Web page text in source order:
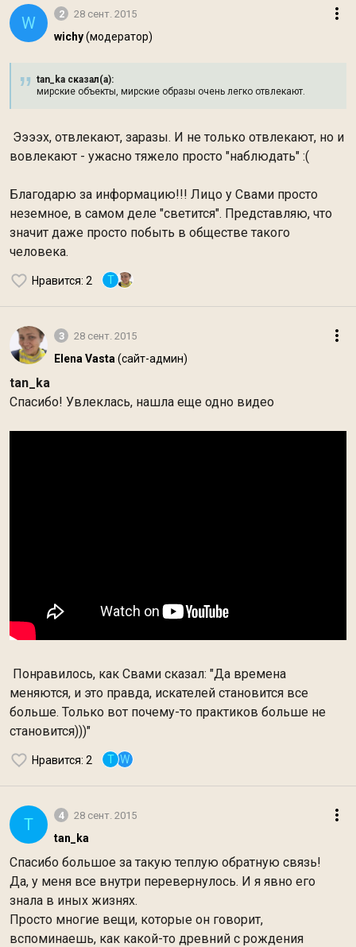
W 2 28 сент. 2015
wichy(модератор)
tan_ka сказал(а):
мирские объекты, мирские образы очень легко отвлекают.
Ээээх, отвлекают, заразы. И не только отвлекают, но и
вовлекают - ужасно тяжело просто "наблюдать" :(
Благодарю за информацию!!! Лицо у Свами просто
неземное, в самом деле "светится". Представляю, что
значит даже просто побыть в обществе такого
человека.
Нравится: 2 T
3 28 сент. 2015
Elena Vasta (сайт-админ)
tan_ka
Спасибо! Увлеклась, нашла еще одно видео
Понравилось, как Свами сказал: "Да времена
меняются, и это правда, искателей становится все
больше. Только вот почему-то практиков больше не
становится)))"
Нравится: 2 T W
T 4 28 сент. 2015
tan_ka
Спасибо большое за такую теплую обратную связь!
Да, у меня все внутри перевернулось. И я явно его
знала в иных жизнях.
Просто многие вещи, которые он говорит,
вспоминаешь, как какой-то древний с рождения